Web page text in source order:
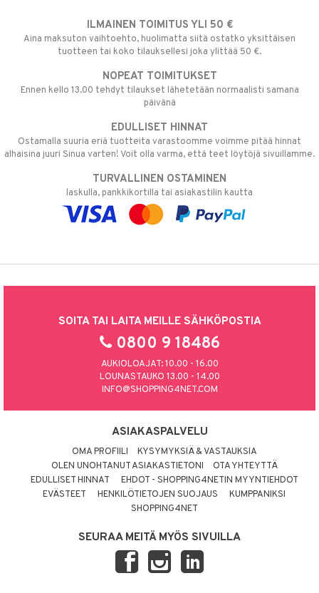
ILMAINEN TOIMITUS YLI 50 €
Aina maksuton vaihtoehto, huolimatta siitä ostatko yksittäisen
tuotteen tai koko tilauksellesi joka ylittää 50 €.
NOPEAT TOIMITUKSET
Ennen kello 13.00 tehdyt tilaukset lähetetään normaalisti samana
päivänä
EDULLISET HINNAT
Ostamalla suuria eriä tuotteita varastoomme voimme pitää hinnat
alhaisina juuri Sinua varten! Voit olla varma, että teet löytöjä sivuillamme.
TURVALLINEN OSTAMINEN
laskulla, pankkikortilla tai asiakastilin kautta
SOITA TAI LAITA MEILLE SÄHKÖPOSTIA
0800 9 18486
AUKIOLOAJAT: 10.00 - 16.00
LOUNASTAUKO 13.00 - 14.00
INFO@SHOPPING4NET.COM
ASIAKASPALVELU
OMA PROFIILI
KYSYMYKSIÄ & VASTAUKSIA
OLEN UNOHTANUT ASIAKASTIETONI
OTA YHTEYTTÄ
EDULLISET HINNAT
EHDOT - SHOPPING4NETIN MYYNTIEHDOT
EVÄSTEET
HENKILÖTIETOJEN SUOJAUS
KUMPPANIKSI
SHOPPING4NET
SEURAA MEITÄ MYÖS SIVUILLA